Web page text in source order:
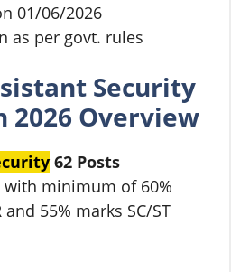
01/06/2026
as per govt. rules
Security
Overview
62 Posts
minimum of 60%
55% marks SC/ST